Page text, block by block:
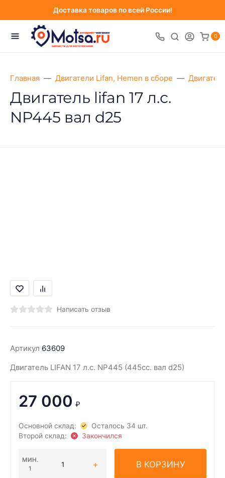
Доставка товаров по всей России!
0
Главная Двигатели Lifan, Hemen в сборе
Двигатель lifan 17 л.с.
NP445 вал d25
Написать отзыв
Артикул 63609
Двигатель LIFAN 17 л.с. NP445 (445cc. вал d25)
27 000 ₽
Основной склад:
Осталось 34 шт.
Второй склад:
Закончился
МИН.
1
В КОРЗИНУ